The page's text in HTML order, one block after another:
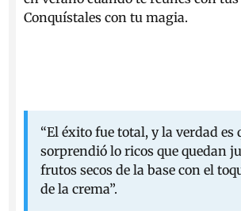
Conquístales con tu magia.
“El éxito fue total, y la verdad es
sorprendió lo ricos que quedan
frutos secos de la base con el
de la crema”.